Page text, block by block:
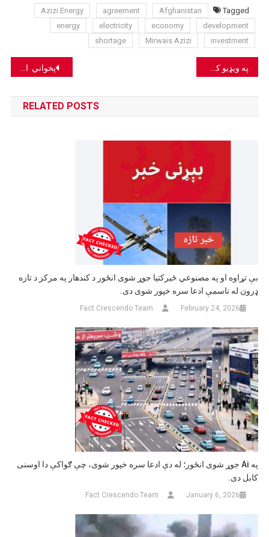
Tagged
Afghanistan
agreement
Azizi Energy
development
economy
electricity
energy
investment
Mirwais Azizi
shortage
Post
navigation
پخواني انځورونه په کابل کې جومات جومات کې وروستۍ چاودنې په څېر شریک شوي. په ویډیو کې بس د افغانستان تولید ندی، بلکې دا بس د مکسیکو دی!
RELATED POSTS
بې تړاوه او په مصنوعي ځیرکتیا جوړ شوی انځور د کندهار په مرکز د تازه
ډرون له ناسمې ادعا سره خپور شوی دی.
February 24, 2026
Fact Crescendo Team
په Ai جوړ شوی انځور؛ له دې ادعا سره خپور شوی، چې ګواکې دا اوسنی
کابل دی.
January 6, 2026
Fact Crescendo Team